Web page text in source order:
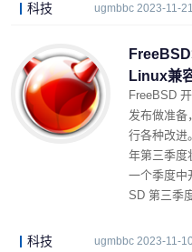
科技 ugmbbc 2023-11-
Linux兼
FreeBSD
发布做准备
行各种改进
年第三季度
一个季度中
SD 第三季
科技 ugmbbc 2023-11-